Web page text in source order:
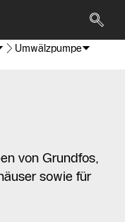
Umwälzpumpe
von Grundfos,
sowie für